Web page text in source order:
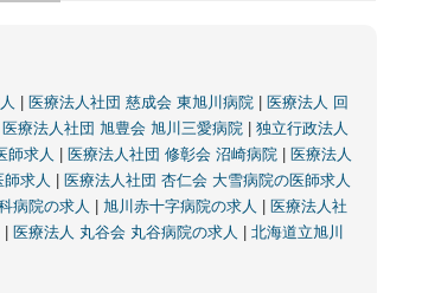
医療法人社団 慈成会 東旭川病院
医療法人 回
医療法人社団 旭豊会 旭川三愛病院
独立行政法人
師求人 医療法人社団 修彰会 沼崎病院
医療法人
求人
医療法人社団 杏仁会 大雪病院の医師求人
病院の求人 旭川赤十字病院の求人
医療法人社
医療法人 丸谷会 丸谷病院の求人
北海道立旭川